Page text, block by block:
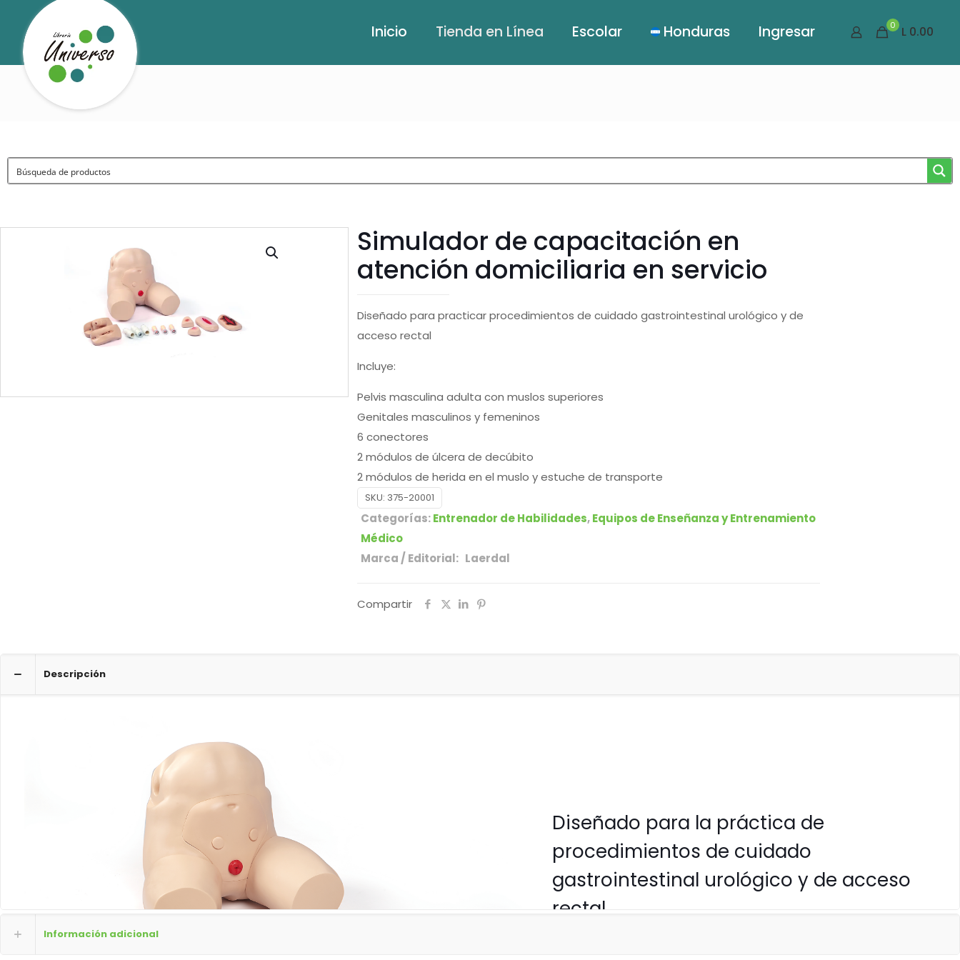
Inicio Tienda en Línea Escolar Honduras Ingresar 0 L 0.00
Simulador de capacitación en
atención domiciliaria en servicio
Diseñado para practicar procedimientos de cuidado gastrointestinal urológico y de
acceso rectal
Incluye:
Pelvis masculina adulta con muslos superiores
Genitales masculinos y femeninos
6 conectores
2 módulos de úlcera de decúbito
2 módulos de herida en el muslo y estuche de transporte
SKU: 375-20001
Categorías:Entrenador de Habilidades,Equipos de Enseñanza y Entrenamiento
Médico
Marca / Editorial: Laerdal
Compartir
Descripción
Diseñado para la práctica de
procedimientos de cuidado
gastrointestinal urológico y de acceso
rectal.
Información adicional